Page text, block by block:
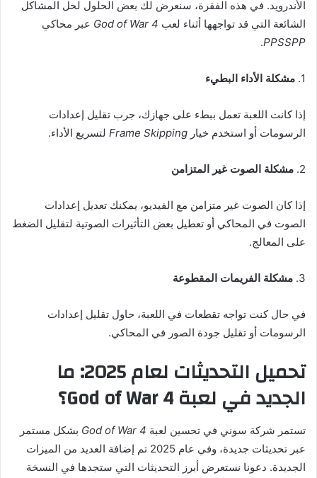
الأندرويد. في هذه الفقرة، سنعرض لك بعض الحلول لحل المشاكل
الشائعة التي قد تواجهها أثناء لعب God of War 4 عبر محاكي
PPSSPP
.
1. مشكلة الأداء البطيء
إذا كانت اللعبة تعمل ببطء على جهازك، جرب تقليل إعدادات
الرسومات أو استخدم خيار Frame Skipping لتسريع الأداء.
2. مشكلة الصوت غير المتزامن
إذا كان الصوت غير متزامن مع الفيديو، يمكنك تعديل إعدادات
الصوت في المحاكي أو تعطيل بعض التأثيرات الصوتية لتقليل الضغط
على المعالج.
3. مشكلة الفريمات المقطوعة
في حال كنت تواجه تقطعات في اللعبة، حاول تقليل إعدادات
الرسومات أو تقليل جودة الصور في المحاكي.
تحميل التحديثات لعام 2025: ما
الجديد في لعبة God of War 4؟
تستمر شركة سوني في تحسين لعبة God of War 4 بشكل مستمر
عبر تحديثات جديدة، وفي عام 2025 تم إضافة العديد من الميزات
الجديدة. دعونا نستعرض أبرز التحديثات التي ستجدها في النسخة